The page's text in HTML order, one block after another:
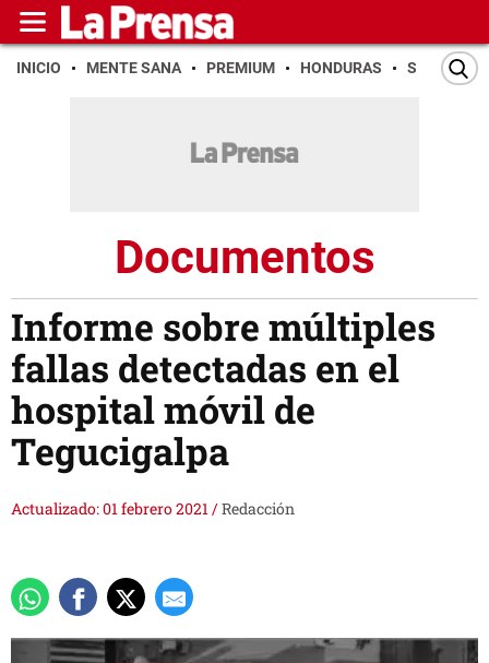
INICIO MENTE SANA PREMIUM HONDURAS SAN PEDRO
Documentos
Informe sobre múltiples
fallas detectadas en el
hospital móvil de
Tegucigalpa
Actualizado: 01 febrero 2021/Redacción